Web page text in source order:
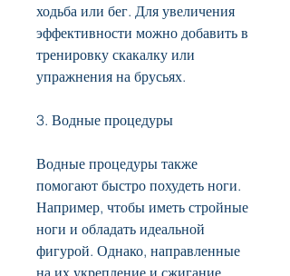
ходьба или бег. Для увеличения
эффективности можно добавить в
тренировку скакалку или
упражнения на брусьях.
3. Водные процедуры
Водные процедуры также
помогают быстро похудеть ноги.
Например, чтобы иметь стройные
ноги и обладать идеальной
фигурой. Однако, направленные